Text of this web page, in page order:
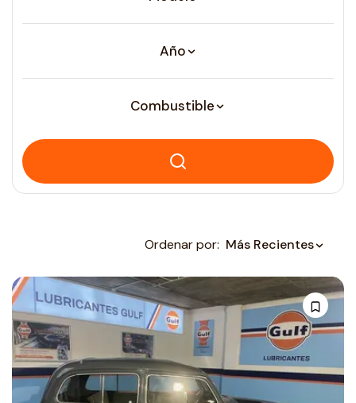
Año
Combustible
Ordenar por: Más Recientes